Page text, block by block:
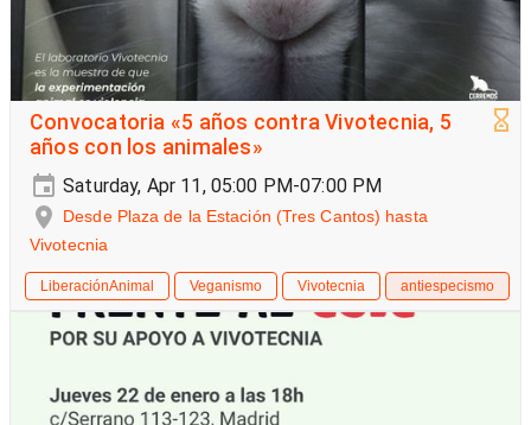
Convocatoria «5 años contra Vivotecnia, 5
años con los animales»
Saturday, Apr 11, 05:00 PM-07:00 PM
Desde Plaza de la Estación (Tres Cantos) hasta
Vivotecnia
LiberaciónAnimal Veganismo Vivotecnia antiespecismo